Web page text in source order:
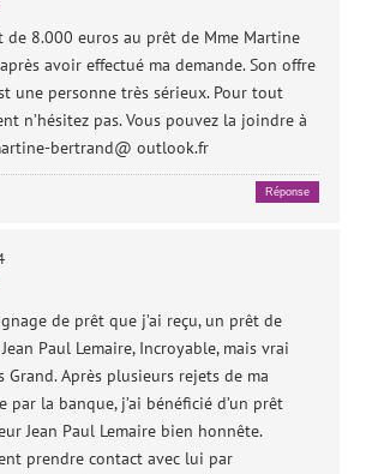
de 8.000 euros au prêt de Mme Martine
avoir effectué ma demande. Son offre
une personne très sérieux. Pour tout
n’hésitez pas. Vous pouvez la joindre à
bertrand@ outlook.fr
Réponse
de prêt que j’ai reçu, un prêt de
Paul Lemaire, Incroyable, mais vrai
Grand. Après plusieurs rejets de ma
par la banque, j’ai bénéficié d’un prêt
Jean Paul Lemaire bien honnête.
prendre contact avec lui par